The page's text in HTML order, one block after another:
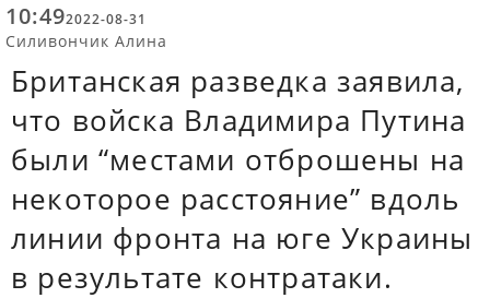
10:492022-08-31
Силивончик Алина
Британская разведка заявила,
что войска Владимира Путина
были “местами отброшены на
некоторое расстояние” вдоль
линии фронта на юге Украины
в результате контратаки.